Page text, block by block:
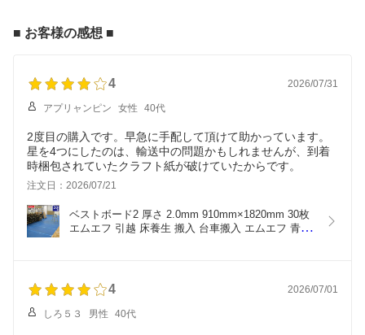
■ お客様の感想 ■
4 2026/07/31
アプリャンピン 女性 40代
2度目の購入です。早急に手配して頂けて助かっています。
星を4つにしたのは、輸送中の問題かもしれませんが、到着
時梱包されていたクラフト紙が破けていたからです。
注文日：2026/07/21
ベストボード2 厚さ 2.0mm 910mm×1820mm 30枚
エムエフ 引越 床養生 搬入 台車搬入 エムエフ 青ベ
4 2026/07/01
しろ５３ 男性 40代